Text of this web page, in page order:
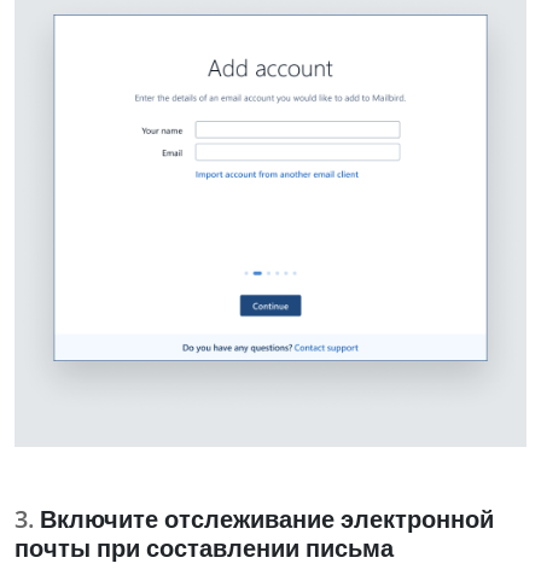
Включите отслеживание электронной
почты при составлении письма